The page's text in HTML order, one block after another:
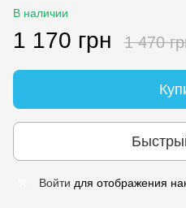
В наличии
1 170 грн 1 470
Войти для отображения